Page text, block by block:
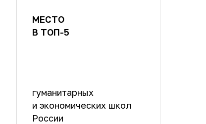
гуманитарных
и экономических школ
России
МЕСТО
В ТОП-5